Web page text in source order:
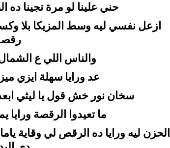
حني علينا لو مرة تجينا ده
ازعل نفسي ليه وسط المزيكا بلا
والناس اللي ع
عد ورايا سهلة ايزي
سخان نور خش قول يا ليثي
ما تعيدوا الرقصة
الحزن ليه ورايا ده الرقص لي وقاية